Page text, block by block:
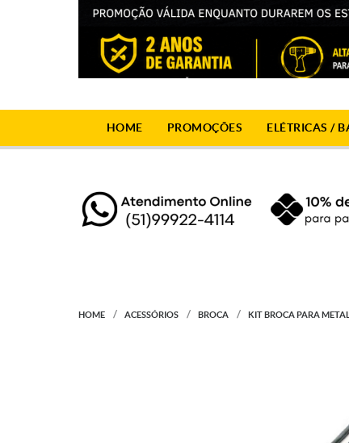
HOME PROMOÇÕES ELÉTRICAS /
HOME ACESSÓRIOS BROCA KIT BROCA PARA